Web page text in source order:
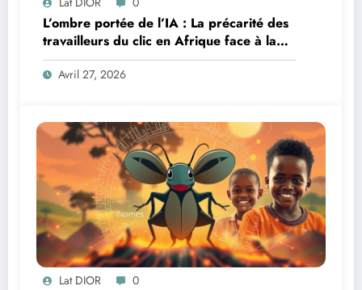
L’ombre portée de l’IA : La précarité des
travailleurs du clic en Afrique face à la
révolution numérique
Avril 27, 2026
Lat DIOR 0